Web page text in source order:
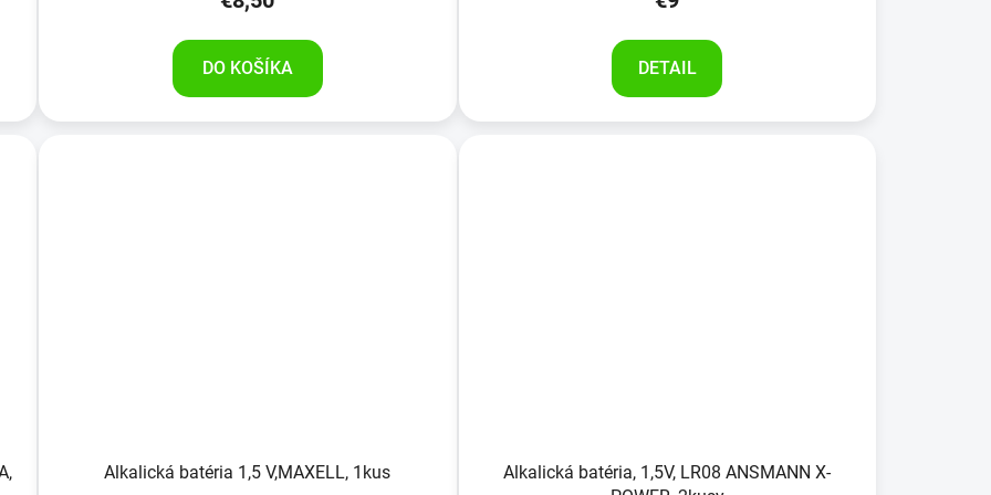
DO KOŠÍKA DETAIL
Alkalická batéria 1,5 V,MAXELL, 1kus
Alkalická batéria, 1,5V, LR08 ANSMANN X-